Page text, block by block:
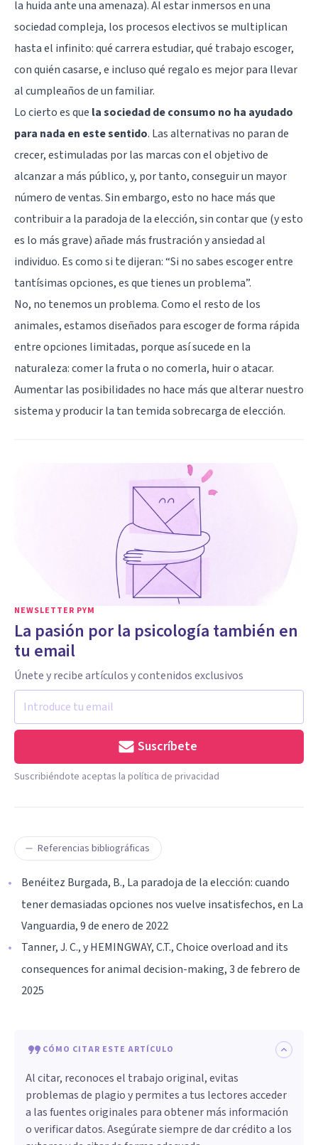
la huida ante una amenaza). Al estar inmersos en una
sociedad compleja, los procesos electivos se multiplican
hasta el infinito: qué carrera estudiar, qué trabajo escoger,
con quién casarse, e incluso qué regalo es mejor para llevar
al cumpleaños de un familiar.
Lo cierto es que la sociedad de consumo no ha ayudado
para nada en este sentido. Las alternativas no paran de
crecer, estimuladas por las marcas con el objetivo de
alcanzar a más público, y, por tanto, conseguir un mayor
número de ventas. Sin embargo, esto no hace más que
contribuir a la paradoja de la elección, sin contar que (y esto
es lo más grave) añade más frustración y ansiedad al
individuo. Es como si te dijeran: “Si no sabes escoger entre
tantísimas opciones, es que tienes un problema”.
No, no tenemos un problema. Como el resto de los
animales, estamos diseñados para escoger de forma rápida
entre opciones limitadas, porque así sucede en la
naturaleza: comer la fruta o no comerla, huir o atacar.
Aumentar las posibilidades no hace más que alterar nuestro
sistema y producir la tan temida sobrecarga de elección.
NEWSLETTER PYM
La pasión por la psicología también en
tu email
Únete y recibe artículos y contenidos exclusivos
Suscríbete
Suscribiéndote aceptas la política de privacidad
Referencias bibliográficas
Benéitez Burgada, B., La paradoja de la elección: cuando
tener demasiadas opciones nos vuelve insatisfechos, en La
Vanguardia, 9 de enero de 2022
Tanner, J. C., y HEMINGWAY, C.T., Choice overload and its
consequences for animal decision-making, 3 de febrero de
2025
CÓMO CITAR ESTE ARTÍCULO
Al citar, reconoces el trabajo original, evitas
problemas de plagio y permites a tus lectores acceder
a las fuentes originales para obtener más información
o verificar datos. Asegúrate siempre de dar crédito a los